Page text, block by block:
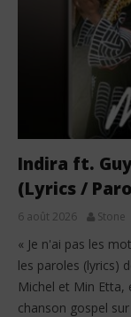
Indira ft.
(Lyrics /
6 août 2026 Stone
« Je n'ai pas les
les paroles (lyrics)
Michel et Min Etta,
chanson gospel